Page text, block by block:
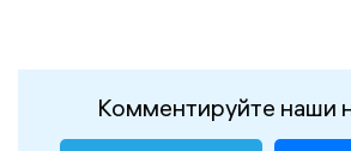
Комментируйте наши